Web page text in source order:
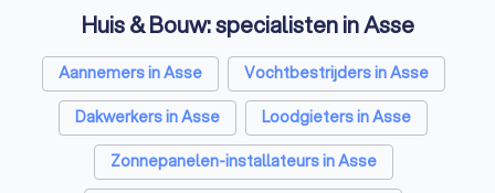
Huis & Bouw: specialisten in Asse
Aannemers in Asse
Vochtbestrijders in Asse
Dakwerkers in Asse
Loodgieters in Asse
Zonnepanelen-installateurs in Asse